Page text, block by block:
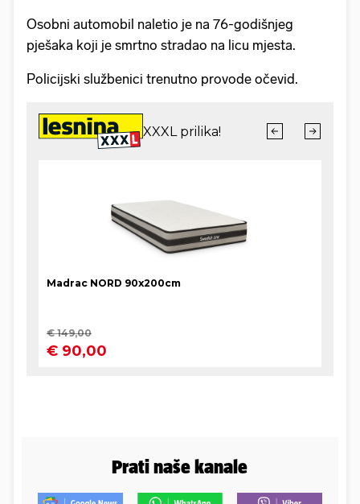
Osobni automobil naletio je na 76-godišnjeg
pješaka koji je smrtno stradao na licu mjesta.
Policijski službenici trenutno provode očevid.
Prati naše kanale